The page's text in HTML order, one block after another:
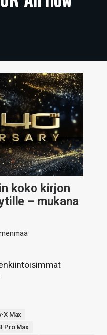
koko kirjon
– mukana
X Max
Pro Max